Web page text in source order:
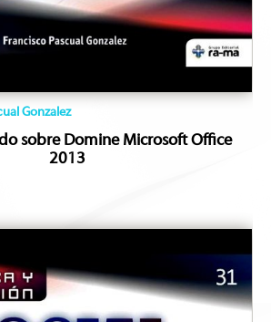
Gonzalez
sobre Domine Microsoft Office
2013